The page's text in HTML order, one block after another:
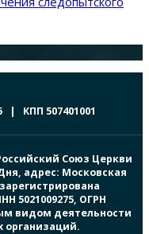
| КПП 507401001
Союз Церкви
адрес: Московская
5021009275, ОГРН
видом деятельности
организаций.